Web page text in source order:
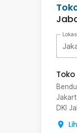
Lokasi
Toko
DKI